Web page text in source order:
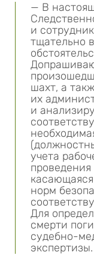
— В
и
тщательно
шахт, а
их
и
учета
норм
Для
смерти
судебно-